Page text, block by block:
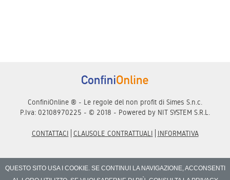
ConfiniOnline ® - Le regole del non profit di Simes S.n.c.
P.Iva: 02108970225 - © 2018 - Powered by NIT SYSTEM S.R.L.
CONTATTACI CLAUSOLE CONTRATTUALI INFORMATIVA
QUESTO SITO USA I COOKIE. SE CONTINUI LA NAVIGAZIONE, ACCONSENTI